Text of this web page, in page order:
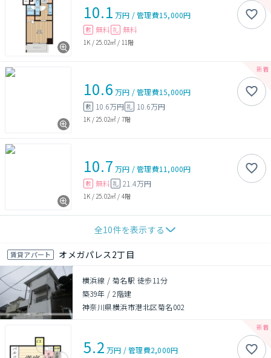
10.1 万円 /管理費15,000円
敷 無料 礼 無料
1K / 25.02㎡ / 11階
10.6 万円 /管理費15,000円
敷 10.6万円 礼 10.6万円
1K / 25.02㎡ / 7階
10.7 万円 /管理費11,000円
敷 無料 礼 21.4万円
1K / 25.02㎡ / 4階
全10件を表示する
賃貸アパート オメガパレス2丁目
横浜線 / 菊名駅 徒歩11分
築39年 /2階建
神奈川県横浜市港北区菊名002
5.2 万円 /管理費2,000円